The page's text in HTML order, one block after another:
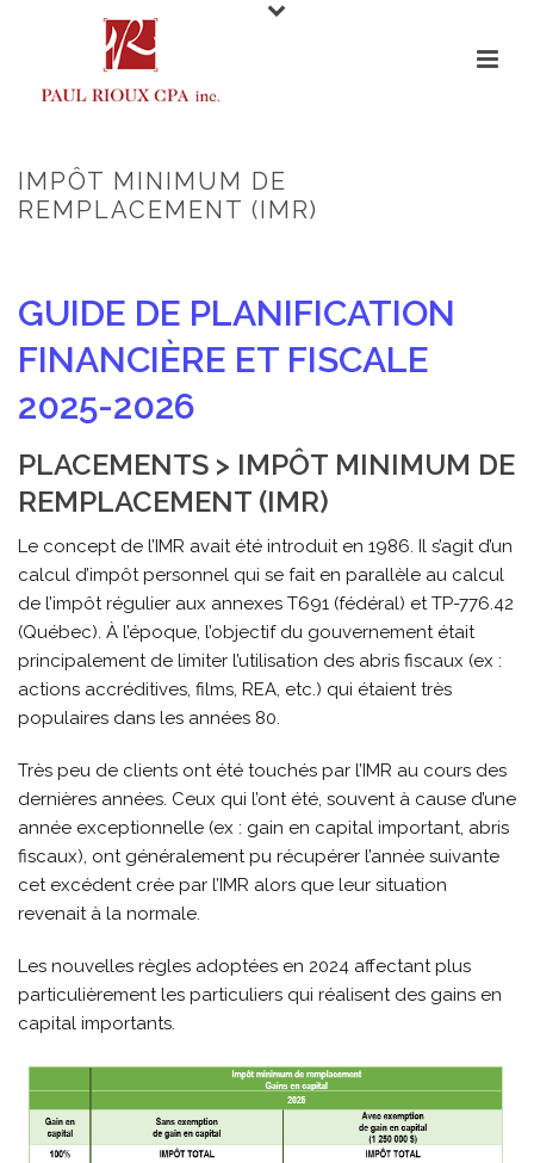
IMPÔT MINIMUM DE
REMPLACEMENT (IMR)
GUIDE DE PLANIFICATION
FINANCIÈRE ET FISCALE
2025-2026
PLACEMENTS > IMPÔT MINIMUM DE
REMPLACEMENT (IMR)
Le concept de l’IMR avait été introduit en 1986. Il s’agit d’un
calcul d’impôt personnel qui se fait en parallèle au calcul
de l’impôt régulier aux annexes T691 (fédéral) et TP-776.42
(Québec). À l’époque, l’objectif du gouvernement était
principalement de limiter l’utilisation des abris fiscaux (ex :
actions accréditives, films, REA, etc.) qui étaient très
populaires dans les années 80.
Très peu de clients ont été touchés par l’IMR au cours des
dernières années. Ceux qui l’ont été, souvent à cause d’une
année exceptionnelle (ex : gain en capital important, abris
fiscaux), ont généralement pu récupérer l’année suivante
cet excédent crée par l’IMR alors que leur situation
revenait à la normale.
Les nouvelles règles adoptées en 2024 affectant plus
particulièrement les particuliers qui réalisent des gains en
capital importants.